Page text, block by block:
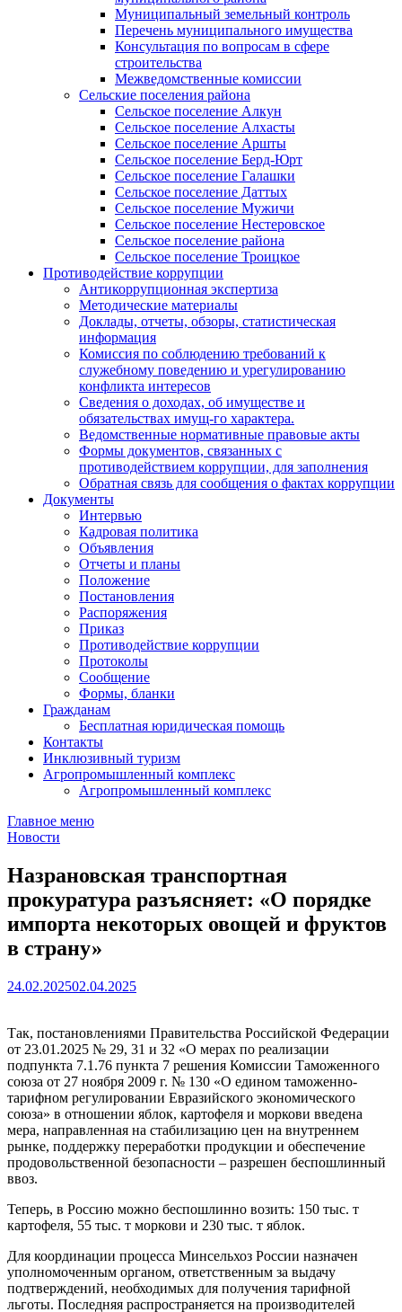
Муниципальный земельный контроль
Перечень муниципального имущества
Консультация по вопросам в сфере
строительства
Межведомственные комиссии
Сельские поселения района
Сельское поселение Алкун
Сельское поселение Алхасты
Сельское поселение Аршты
Сельское поселение Берд-Юрт
Сельское поселение Галашки
Сельское поселение Даттых
Сельское поселение Мужичи
Сельское поселение Нестеровское
Сельское поселение района
Сельское поселение Троицкое
Противодействие коррупции
Антикоррупционная экспертиза
Методические материалы
Доклады, отчеты, обзоры, статистическая
информация
Комиссия по соблюдению требований к
служебному поведению и урегулированию
конфликта интересов
Сведения о доходах, об имуществе и
обязательствах имущ-го характера.
Ведомственные нормативные правовые акты
Формы документов, связанных с
противодействием коррупции, для заполнения
Обратная связь для сообщения о фактах коррупции
Документы
Интервью
Кадровая политика
Объявления
Отчеты и планы
Положение
Постановления
Распоряжения
Приказ
Противодействие коррупции
Протоколы
Сообщение
Формы, бланки
Гражданам
Бесплатная юридическая помощь
Контакты
Инклюзивный туризм
Агропромышленный комплекс
Агропромышленный комплекс
Главное меню
Новости
Назрановская транспортная
прокуратура разъясняет: «О порядке
импорта некоторых овощей и фруктов
в страну»
24.02.202502.04.2025
Так, постановлениями Правительства Российской Федерации
от 23.01.2025 № 29, 31 и 32 «О мерах по реализации
подпункта 7.1.76 пункта 7 решения Комиссии Таможенного
союза от 27 ноября 2009 г. № 130 «О едином таможенно-
тарифном регулировании Евразийского экономического
союза» в отношении яблок, картофеля и моркови введена
мера, направленная на стабилизацию цен на внутреннем
рынке, поддержку переработки продукции и обеспечение
продовольственной безопасности – разрешен беспошлинный
ввоз.
Теперь, в Россию можно беспошлинно возить: 150 тыс. т
картофеля, 55 тыс. т моркови и 230 тыс. т яблок.
Для координации процесса Минсельхоз России назначен
уполномоченным органом, ответственным за выдачу
подтверждений, необходимых для получения тарифной
льготы. Последняя распространяется на производителей